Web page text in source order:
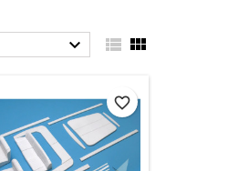
  
favorite_border